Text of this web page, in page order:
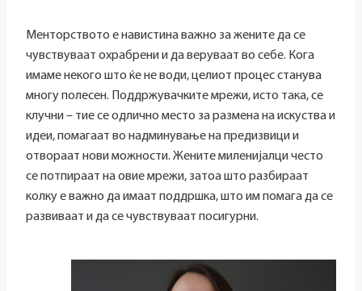
Менторството е навистина важно за жените да се
чувствуваат охрабрени и да веруваат во себе. Кога
имаме некого што ќе не води, целиот процес станува
многу полесен. Поддржувачките мрежи, исто така, се
клучни – тие се одлично место за размена на искуства и
идеи, помагаат во надминување на предизвици и
отвораат нови можности. Жените миленијалци често
се потпираат на овие мрежи, затоа што разбираат
колку е важно да имаат поддршка, што им помага да се
развиваат и да се чувствуваат посигурни.